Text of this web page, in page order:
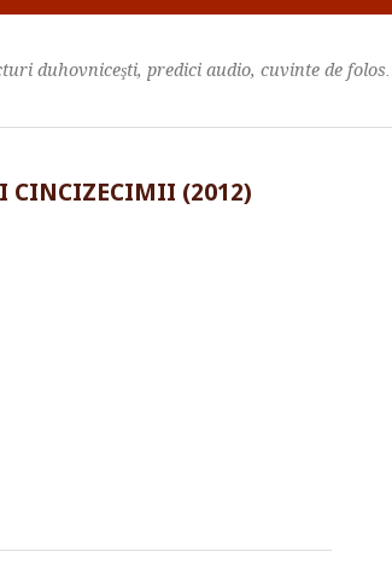
duhovniceşti, predici audio, cuvinte de folos…
CINCIZECIMII (2012)